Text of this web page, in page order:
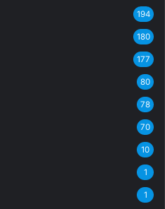
194
180
177
80
78
70
10
1
1